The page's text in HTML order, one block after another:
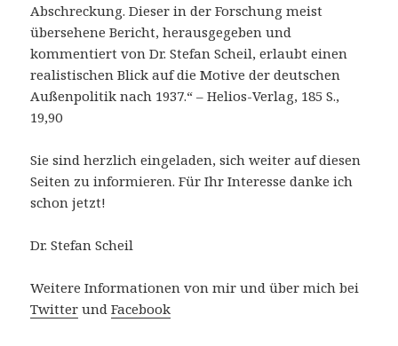
Abschreckung. Dieser in der Forschung meist
übersehene Bericht, herausgegeben und
kommentiert von Dr. Stefan Scheil, erlaubt einen
realistischen Blick auf die Motive der deutschen
Außenpolitik nach 1937.“ – Helios-Verlag, 185 S.,
19,90
Sie sind herzlich eingeladen, sich weiter auf diesen
Seiten zu informieren. Für Ihr Interesse danke ich
schon jetzt!
Dr. Stefan Scheil
Weitere Informationen von mir und über mich bei
Twitter undFacebook